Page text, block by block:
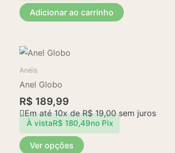
Adicionar ao carrinho
Anéis
Anel Globo
R$ 189,99
Em até 10x deR$19,00sem juros
À vistaR$ 180,49no Pix
Ver opções
As
opções
podem